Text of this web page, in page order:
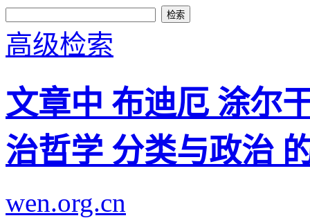
高级检索
文章中 布迪厄 涂
治哲学 分类与政治
wen.org.cn